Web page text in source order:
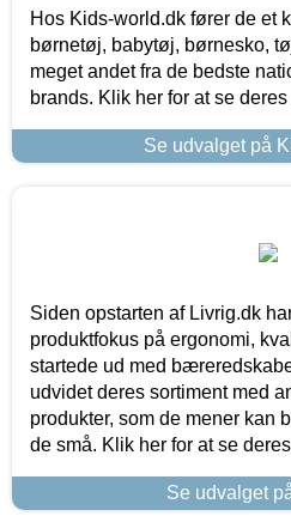
Hos Kids-world.dk fører de et
børnetøj, babytøj, børnesko,
meget andet fra de bedste
brands. Klik her for at se
Se udvalget på
Siden opstarten af Livrig.dk
produktfokus på ergonomi,
startede ud med
udvidet deres sortiment med
produkter, som de mener kan
de små. Klik her for at se
Se udvalget